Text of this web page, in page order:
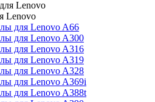
Lenovo
для Lenovo A66
для Lenovo A300
для Lenovo A316
для Lenovo A319
для Lenovo A328
для Lenovo A369i
для Lenovo A388t